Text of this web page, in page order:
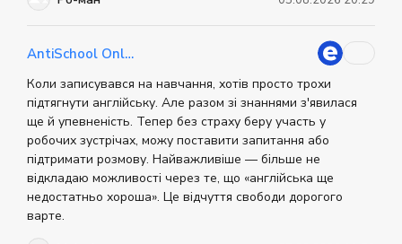
AntiSchool Online
Коли записувався на навчання, хотів просто трохи
підтягнути англійську. Але разом зі знаннями з'явилася
ще й упевненість. Тепер без страху беру участь у
робочих зустрічах, можу поставити запитання або
підтримати розмову. Найважливіше — більше не
відкладаю можливості через те, що «англійська ще
недостатньо хороша». Це відчуття свободи дорогого
варте.